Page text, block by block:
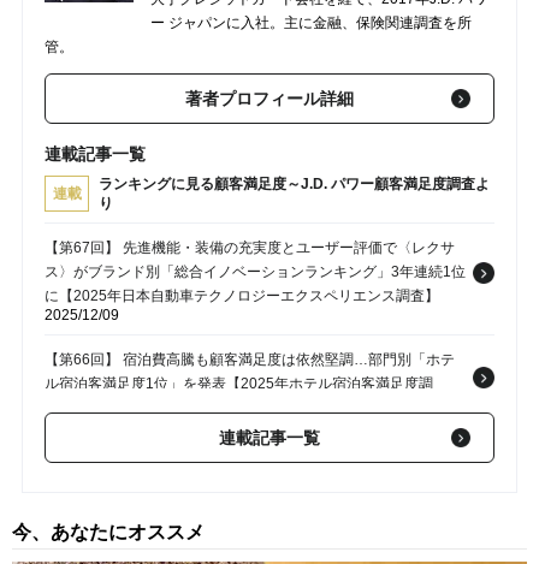
ー ジャパンに入社。主に金融、保険関連調査を所
管。
著者プロフィール詳細
連載記事一覧
連載
ランキングに見る顧客満足度～J.D. パワー顧客満足度調査よ
り
【第67回】 先進機能・装備の充実度とユーザー評価で〈レクサ
ス〉がブランド別「総合イノベーションランキング」3年連続1位
に【2025年日本自動車テクノロジーエクスペリエンス調査】
2025/12/09
【第66回】 宿泊費高騰も顧客満足度は依然堅調…部門別「ホテ
ル宿泊客満足度1位」を発表【2025年ホテル宿泊客満足度調
【第65回】 ブランド間での魅力度格差が鮮明に…「走りも外観
連載記事一覧
今、あなたにオススメ